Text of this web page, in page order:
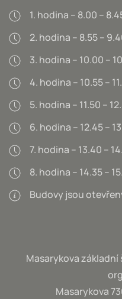
1. hodina – 8.00 –
2. hodina – 8.55 –
3. hodina – 10.00 –
4. hodina – 10.55 –
5. hodina – 11.50 –
6. hodina – 12.45 –
7. hodina – 13.40 –
8. hodina – 14.35 –
Budovy jsou
Masarykova
Masarykova